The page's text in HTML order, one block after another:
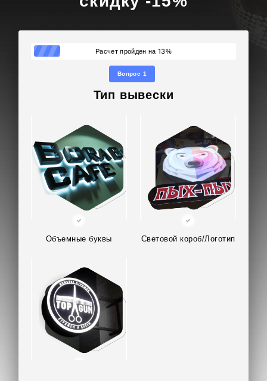
Расчет пройден на 13%
Вопрос 1
Тип вывески
Объемные буквы Световой короб/Логотип